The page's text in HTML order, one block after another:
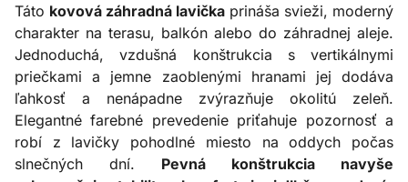
Táto kovová záhradná lavička prináša svieži, moderný
charakter na terasu, balkón alebo do záhradnej aleje.
Jednoduchá, vzdušná konštrukcia s vertikálnymi
priečkami a jemne zaoblenými hranami jej dodáva
ľahkosť a nenápadne zvýrazňuje okolitú zeleň.
Elegantné farebné prevedenie priťahuje pozornosť a
robí z lavičky pohodlné miesto na oddych počas
slnečných dní. Pevná konštrukcia navyše